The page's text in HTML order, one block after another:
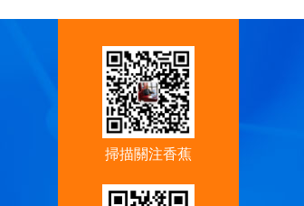
掃描關注香蕉
视频官